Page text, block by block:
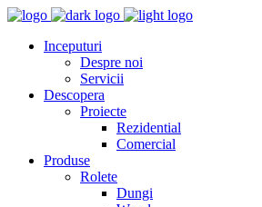
Inceputuri
Despre noi
Servicii
Descopera
Proiecte
Rezidential
Comercial
Produse
Rolete
Dungi